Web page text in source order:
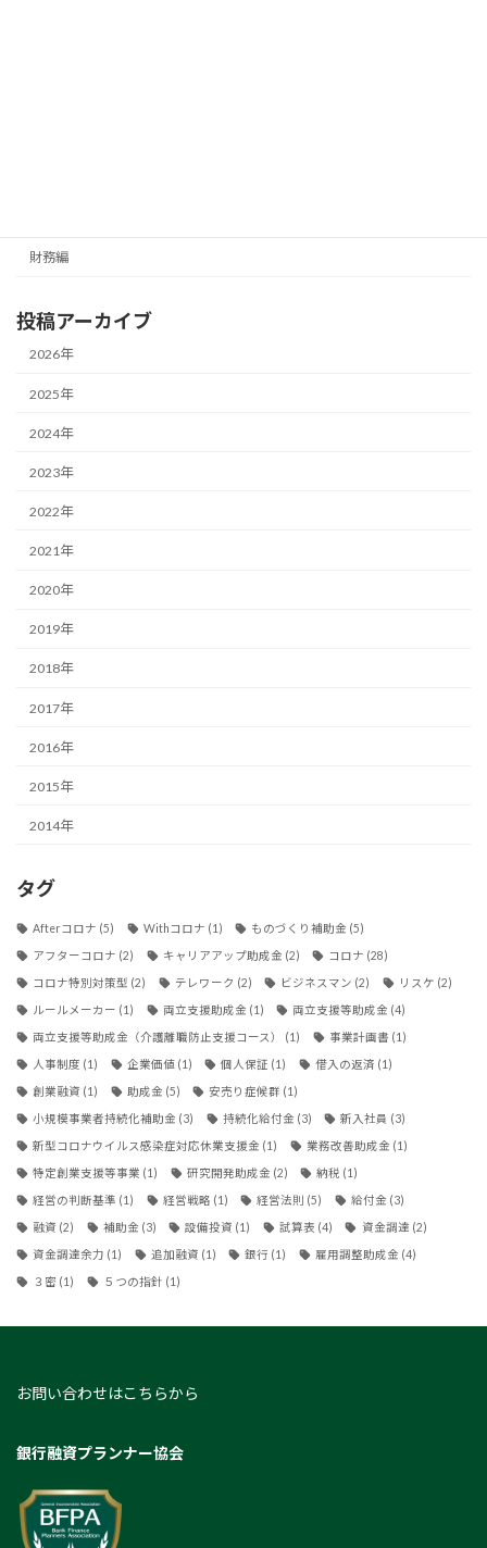
財務編
投稿アーカイブ
2026年
2025年
2024年
2023年
2022年
2021年
2020年
2019年
2018年
2017年
2016年
2015年
2014年
タグ
Afterコロナ (5) Withコロナ (1) ものづくり補助金 (5)
アフターコロナ (2) キャリアアップ助成金 (2) コロナ (28)
コロナ特別対策型 (2) テレワーク (2) ビジネスマン (2) リスケ (2)
ルールメーカー (1) 両立支援助成金 (1) 両立支援等助成金 (4)
両立支援等助成金（介護離職防止支援コース） (1) 事業計画書 (1)
人事制度 (1) 企業価値(1) 個人保証 (1) 借入の返済 (1)
創業融資 (1) 助成金 (5) 安売り症候群 (1)
小規模事業者持続化補助金 (3) 持続化給付金 (3) 新入社員 (3)
新型コロナウイルス感染症対応休業支援金 (1) 業務改善助成金 (1)
特定創業支援等事業 (1) 研究開発助成金 (2) 納税 (1)
経営の判断基準 (1) 経営戦略 (1) 経営法則 (5) 給付金 (3)
融資 (2) 補助金 (3) 設備投資 (1) 試算表 (4) 資金調達 (2)
資金調達余力 (1) 追加融資 (1) 銀行 (1) 雇用調整助成金 (4)
３密 (1) ５つの指針 (1)
お問い合わせはこちらから
銀行融資プランナー協会